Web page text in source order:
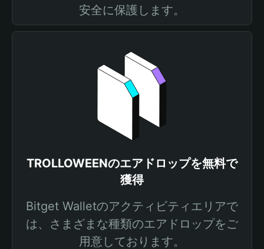
安全に保護します。
TROLLOWEENのエアドロップを無料で
獲得
Bitget Walletのアクティビティエリアで
は、さまざまな種類のエアドロップをご
用意しております。